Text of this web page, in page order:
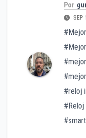
Por
SEP
#reloj
#Reloj